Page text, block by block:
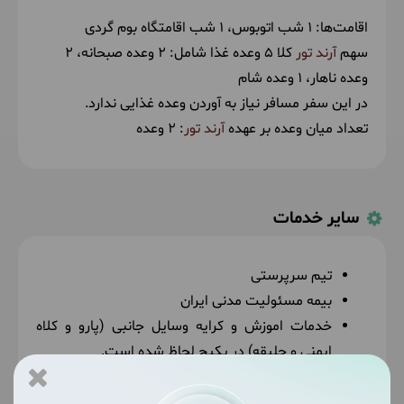
اقامت‌ها: 1 شب اتوبوس
1 شب اقامتگاه بوم گردی
سهمآرند تور کلا 5 وعده غذا شامل: 2 وعده صبحانه
2
وعده ناهار 1 وعده شام
در این سفر مسافر نیاز به آوردن وعده غذایی ندارد.
تعداد میان وعده بر عهدهآرند تور: 2 وعده
سایر خدمات
تیم سرپرستی
بیمه مسئولیت مدنی ایران
خدمات اموزش و کرایه وسایل جانبی (پارو و کلاه
ایمنی و جلیقه) در پکیج لحاظ شده است.
هزینه وسیله نقلیه محلی در پکیج لحاظ شده است.